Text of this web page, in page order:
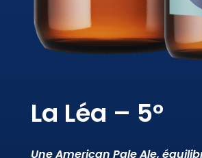
La Léa – 5°
Une American Pale Ale,